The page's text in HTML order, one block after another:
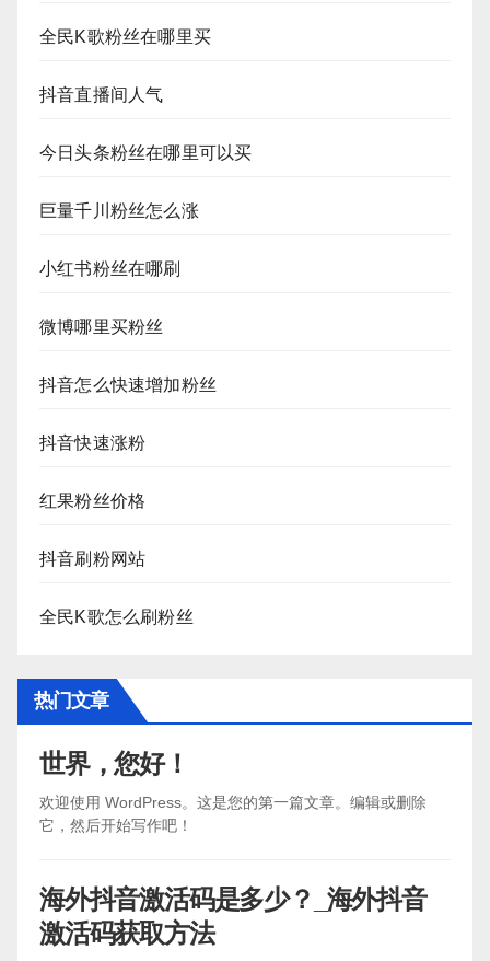
全民K歌粉丝在哪里买
抖音直播间人气
今日头条粉丝在哪里可以买
巨量千川粉丝怎么涨
小红书粉丝在哪刷
微博哪里买粉丝
抖音怎么快速增加粉丝
抖音快速涨粉
红果粉丝价格
抖音刷粉网站
全民K歌怎么刷粉丝
热门文章
世界，您好！
欢迎使用 WordPress。这是您的第一篇文章。编辑或删除
它，然后开始写作吧！
海外抖音激活码是多少？_海外抖音
激活码获取方法